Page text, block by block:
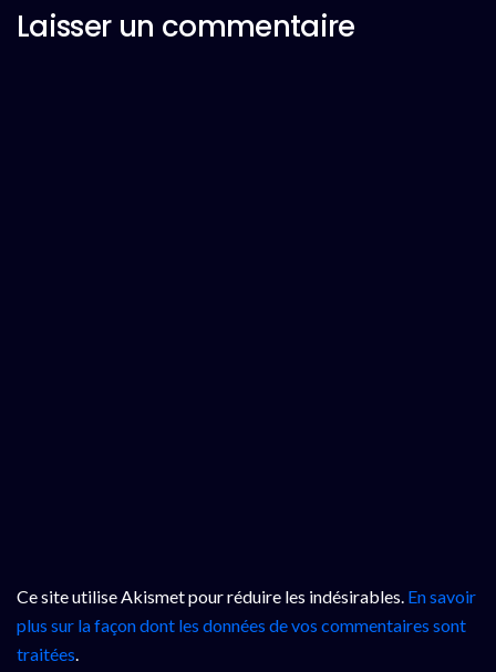
Laisser un commentaire
Ce site utilise Akismet pour réduire les indésirables. En savoir
plus sur la façon dont les données de vos commentaires sont
traitées.